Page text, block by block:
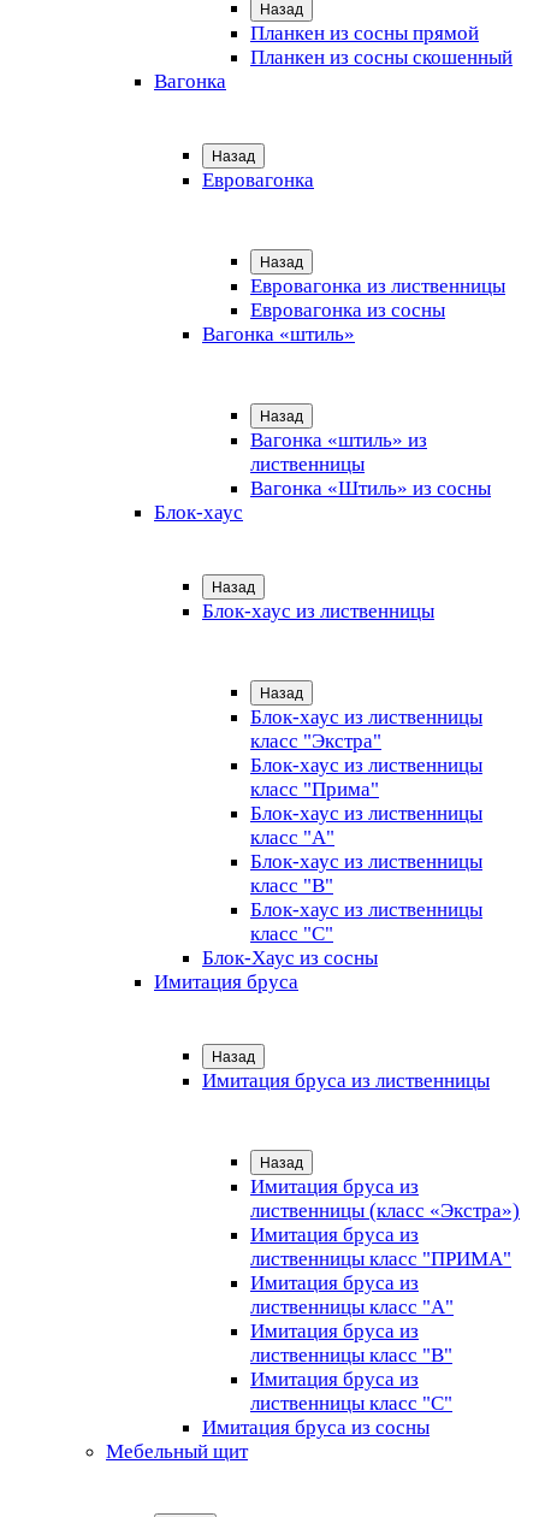
Назад
Планкен из сосны прямой
Планкен из сосны скошенный
Вагонка
Назад
Евровагонка
Назад
Евровагонка из лиственницы
Евровагонка из сосны
Вагонка «штиль»
Назад
Вагонка «штиль» из
лиственницы
Вагонка «Штиль» из сосны
Блок-хаус
Назад
Блок-хаус из лиственницы
Назад
Блок-хаус из лиственницы
класс "Экстра"
Блок-хаус из лиственницы
класс "Прима"
Блок-хаус из лиственницы
класс "А"
Блок-хаус из лиственницы
класс "B"
Блок-хаус из лиственницы
класс "C"
Блок-Хаус из сосны
Имитация бруса
Назад
Имитация бруса из лиственницы
Назад
Имитация бруса из
лиственницы (класс «Экстра»)
Имитация бруса из
лиственницы класс "ПРИМА"
Имитация бруса из
лиственницы класс "А"
Имитация бруса из
лиственницы класс "B"
Имитация бруса из
лиственницы класс "C"
Имитация бруса из сосны
Мебельный щит